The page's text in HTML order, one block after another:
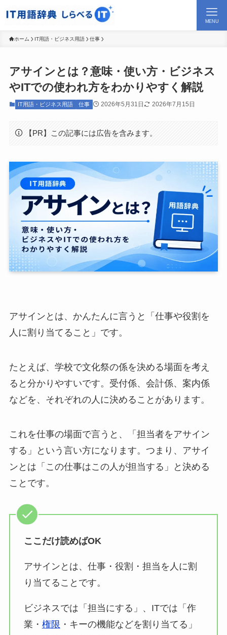
MENU
ホーム IT用語・ビジネス用語 仕事
アサインとは？意味・使い方・ビジネス
やITでの使われ方をわかりやすく解説
IT用語・ビジネス用語 仕事 2026年5月31日 2026年7月15日
【PR】この記事には広告を含みます。
アサインとは、かんたんに言うと「仕事や役割を
人に割り当てること」です。
たとえば、学校で文化祭の係を決める場面を考え
ると分かりやすいです。受付係、会計係、案内係
などを、それぞれの人に決めることがあります。
これを仕事の場面で言うと、「担当者をアサイン
する」という言い方になります。つまり、アサイ
ンとは「この仕事はこの人が担当する」と決める
ことです。
ここだけ読めばOK
アサインとは、仕事・役割・担当を人に割
り当てることです。
ビジネスでは「担当にする」、ITでは「作
業・ 権限 ・キーの機能などを割り当てる」